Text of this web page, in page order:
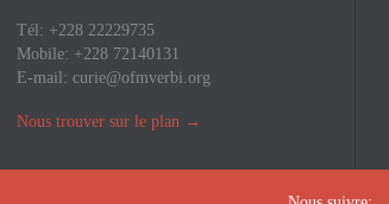
Tél: +228 22229735
Mobile: +228 72140131
E-mail: curie@ofmverbi.org
Nous trouver sur le plan →